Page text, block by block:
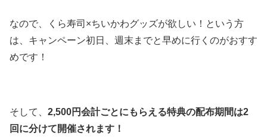
なので、くら寿司×ちいかわグッズが欲しい！という方
は、キャンペーン初日、週末までと早めに行くのがおすす
めです！
そして、 2,500円会計ごとにもらえる特典の配布期間は2
回に分けて開催されます！